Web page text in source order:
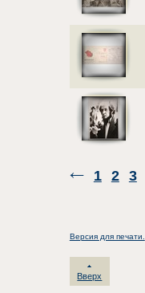
1 2 3
Версия для печати.
Вверх